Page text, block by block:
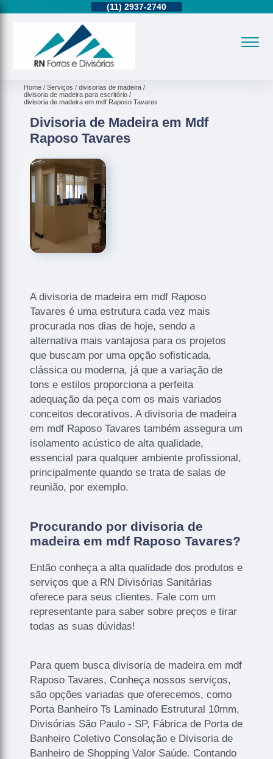
(11)2937-2740
Home Serviços
divisorias de madeira
divisoria de madeira para escritório
divisoria de madeira em mdf Raposo Tavares
Divisoria de Madeira em Mdf
Raposo Tavares
A divisoria de madeira em mdf Raposo
Tavares é uma estrutura cada vez mais
procurada nos dias de hoje, sendo a
alternativa mais vantajosa para os projetos
que buscam por uma opção sofisticada,
clássica ou moderna, já que a variação de
tons e estilos proporciona a perfeita
adequação da peça com os mais variados
conceitos decorativos. A divisoria de madeira
em mdf Raposo Tavares também assegura um
isolamento acústico de alta qualidade,
essencial para qualquer ambiente profissional,
principalmente quando se trata de salas de
reunião, por exemplo.
Procurando por divisoria de
madeira em mdf Raposo Tavares?
Então conheça a alta qualidade dos produtos e
serviços que a RN Divisórias Sanitárias
oferece para seus clientes. Fale com um
representante para saber sobre preços e tirar
todas as suas dúvidas!
Para quem busca divisoria de madeira em mdf
Raposo Tavares, Conheça nossos serviços,
são opções variadas que oferecemos, como
Porta Banheiro Ts Laminado Estrutural 10mm,
Divisórias São Paulo - SP, Fábrica de Porta de
Banheiro Coletivo Consolação e Divisoria de
Banheiro de Shopping Valor Saúde. Contando